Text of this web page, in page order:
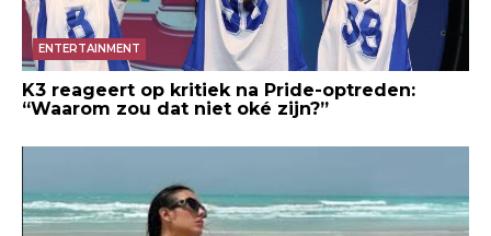
ENTERTAINMENT
K3 reageert op kritiek na Pride-optreden:
“Waarom zou dat niet oké zijn?”